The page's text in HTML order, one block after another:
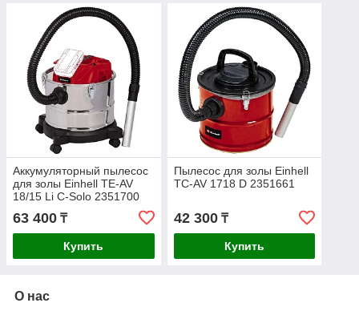
Аккумуляторный пылесос
для золы Einhell TE-AV
18/15 Li C-Solo 2351700
63 400 ₸
Купить
Пылесос для золы Einhell
TC-AV 1718 D 2351661
42 300₸
Купить
О нас